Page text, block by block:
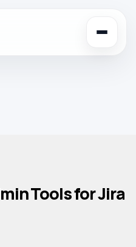
Tools for Jira